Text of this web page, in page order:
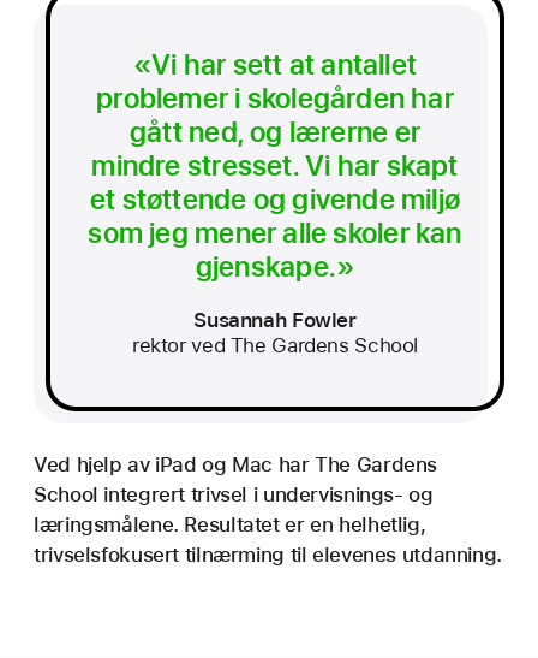
«Vi har sett at antallet
problemer i skole­gården har
gått ned, og lærerne er
mindre stresset. Vi har skapt
et støttende og givende miljø
som jeg mener alle skoler kan
gjenskape.»
Susannah Fowler
rektor ved The Gardens School
Ved hjelp av iPad og Mac har The Gardens
School integrert trivsel i undervisnings- og
læringsmålene. Resultatet er en helhetlig,
trivsels­fokusert tilnærming til elevenes utdanning.